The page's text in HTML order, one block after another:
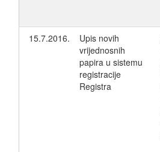
15.7.2016.
Upis novih
vrijednosnih
papira u sistemu
registracije
Registra